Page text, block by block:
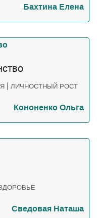
Бахтина Елена
| ЛИЧНОСТНЫЙ РОСТ
Кононенко Ольга
Сведовая Наташа